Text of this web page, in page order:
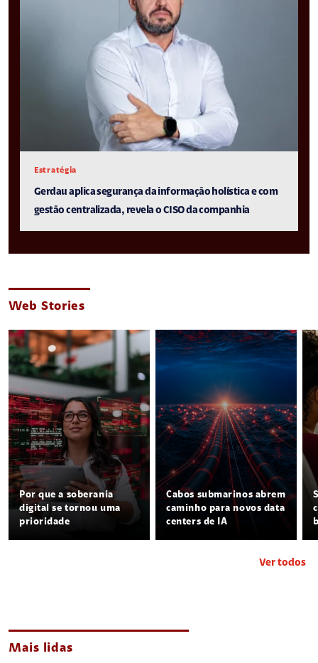
Estratégia
Gerdau aplica segurança da informação holística e com
gestão centralizada, revela o CISO da companhia
Web Stories
Por que a soberania
digital se tornou uma
prioridade
Cabos submarinos abrem
caminho para novos data
centers de IA
Ver todos
Mais lidas